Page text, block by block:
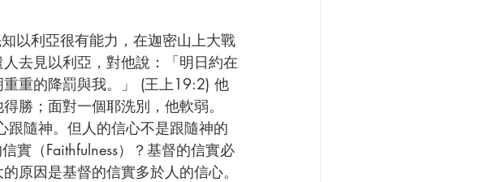
去見以利亞，對他說：「明日約在
重的降罰與我。」 (王上19:2) 他
勝；面對一個耶洗別，他軟弱。
實（Faithfulness）？基督的信實必
原因是基督的信實多於人的信心。